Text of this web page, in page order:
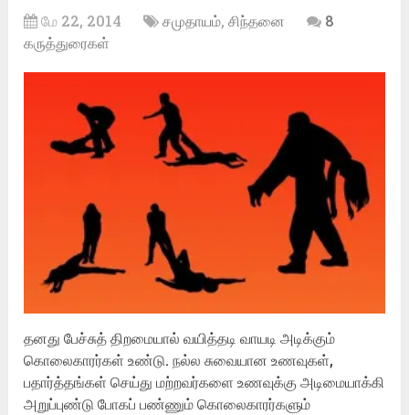
மே 22, 2014 சமுதாயம்,சிந்தனை
8
கருத்துரைகள்
தனது பேச்சுத் திறமையால் வயித்தடி வாயடி அடிக்கும்
கொலைகாரர்கள் உண்டு. நல்ல சுவையான உணவுகள்,
பதார்த்தங்கள் செய்து மற்றவர்களை உணவுக்கு அடிமையாக்கி
அறுப்புண்டு போகப் பண்ணும் கொலைகாரர்களும்